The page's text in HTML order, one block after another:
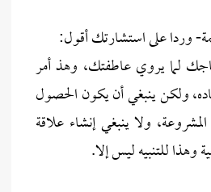
وردا على استشارتك أقول:
لما يروي عاطفتك، وهذ أمر
ولكن ينبغي أن يكون الحصول
ولا ينبغي إنشاء علاقة
للتنبيه ليس إلا.